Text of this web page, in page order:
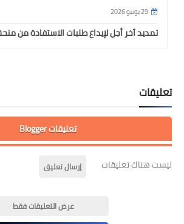
29 يونيو 2026
تمديد آخر أجل لإيداع طلبات الاستفادة من
تعليقات
تعليقات Blogger
ليست هناك تعليقات إرسال تعليق
عرض التعليقات فقط